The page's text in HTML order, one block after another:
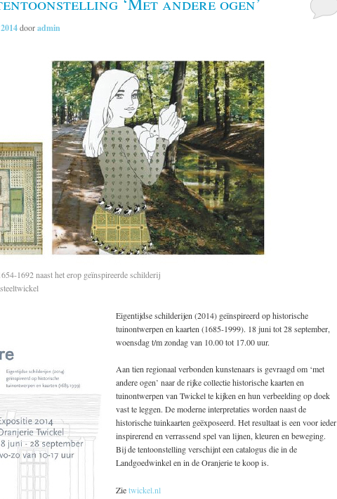
dooradmin
1692 naast het erop geïnspireerde schilderij
Eigentijdse schilderijen (2014) geïnspireerd op historische
tuinontwerpen en kaarten (1685-1999). 18 juni tot 28 september,
woensdag t/m zondag van 10.00 tot 17.00 uur.
Aan tien regionaal verbonden kunstenaars is gevraagd om ‘met
andere ogen’ naar de rijke collectie historische kaarten en
tuinontwerpen van Twickel te kijken en hun verbeelding op doek
vast te leggen. De moderne interpretaties worden naast de
historische tuinkaarten geëxposeerd. Het resultaat is een voor ieder
inspirerend en verrassend spel van lijnen, kleuren en beweging.
Bij de tentoonstelling verschijnt een catalogus die in de
Landgoedwinkel en in de Oranjerie te koop is.
Zietwickel.nl